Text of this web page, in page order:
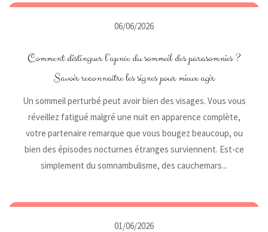
06/06/2026
Comment distinguer l’apnée du sommeil des parasomnies ?
Savoir reconnaître les signes pour mieux agir
Un sommeil perturbé peut avoir bien des visages. Vous vous
réveillez fatigué malgré une nuit en apparence complète,
votre partenaire remarque que vous bougez beaucoup, ou
bien des épisodes nocturnes étranges surviennent. Est-ce
simplement du somnambulisme, des cauchemars...
01/06/2026